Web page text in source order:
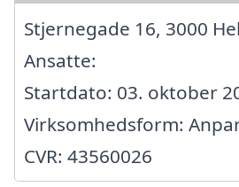
Stjernegade 16, 3000
Ansatte:
Startdato: 03. oktober
Virksomhedsform:
CVR: 43560026